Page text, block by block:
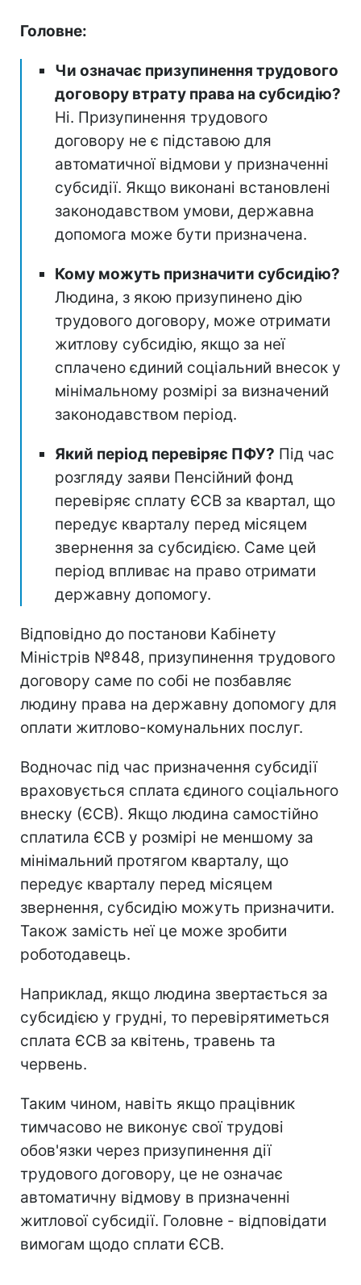
Головне:
Чи означає призупинення трудового
договору втрату права на субсидію?
Ні. Призупинення трудового
договору не є підставою для
автоматичної відмови у призначенні
субсидії. Якщо виконані встановлені
законодавством умови, державна
допомога може бути призначена.
Кому можуть призначити субсидію?
Людина, з якою призупинено дію
трудового договору, може отримати
житлову субсидію, якщо за неї
сплачено єдиний соціальний внесок у
мінімальному розмірі за визначений
законодавством період.
Який період перевіряє ПФУ? Під час
розгляду заяви Пенсійний фонд
перевіряє сплату ЄСВ за квартал, що
передує кварталу перед місяцем
звернення за субсидією. Саме цей
період впливає на право отримати
державну допомогу.
Відповідно до постанови Кабінету
Міністрів №848, призупинення трудового
договору саме по собі не позбавляє
людину права на державну допомогу для
оплати житлово-комунальних послуг.
Водночас під час призначення субсидії
враховується сплата єдиного соціального
внеску (ЄСВ). Якщо людина самостійно
сплатила ЄСВ у розмірі не меншому за
мінімальний протягом кварталу, що
передує кварталу перед місяцем
звернення, субсидію можуть призначити.
Також замість неї це може зробити
роботодавець.
Наприклад, якщо людина звертається за
субсидією у грудні, то перевірятиметься
сплата ЄСВ за квітень, травень та
червень.
Таким чином, навіть якщо працівник
тимчасово не виконує свої трудові
обов'язки через призупинення дії
трудового договору, це не означає
автоматичну відмову в призначенні
житлової субсидії. Головне - відповідати
вимогам щодо сплати ЄСВ.